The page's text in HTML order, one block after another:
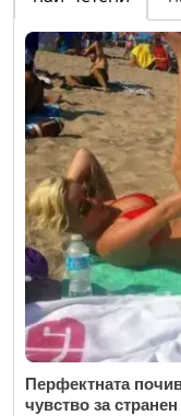
Перфектната
чувство за